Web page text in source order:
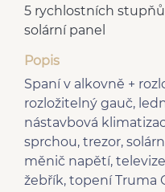
5 rychlostních stupňů
solární panel
Popis
Spaní v alkovně +
rozložitelný gauč,
nástavbová
sprchou, trezor,
měnič napětí,
žebřík, topení Truma